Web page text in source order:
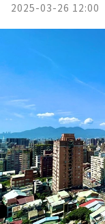
2025-03-26 12:00